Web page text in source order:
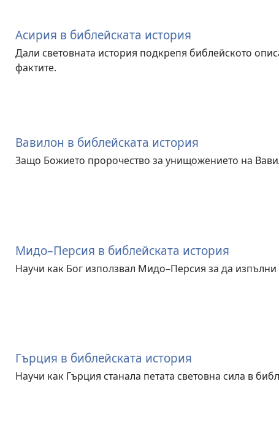
Асирия в библейската история
Дали световната история подкрепя библейското
фактите.
Вавилон в библейската история
Защо Божието пророчество за унищожението на
Мидо–Персия в библейската история
Научи как Бог използвал Мидо–Персия за да
Гърция в библейската история
Научи как Гърция станала петата световна сила в